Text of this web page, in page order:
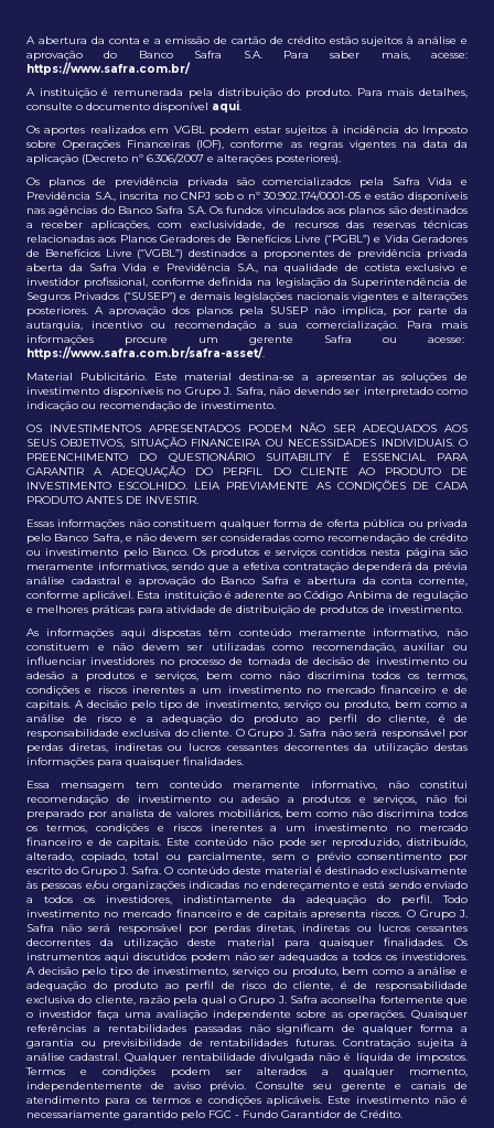
A abertura da conta e a emissão de cartão de crédito estão sujeitos à análise e
aprovação do Banco Safra S.A. Para saber mais, acesse:
https://www.safra.com.br/
A instituição é remunerada pela distribuição do produto. Para mais detalhes,
consulte o documento disponível aqui.
Os aportes realizados em VGBL podem estar sujeitos à incidência do Imposto
sobre Operações Financeiras (IOF), conforme as regras vigentes na data da
aplicação (Decreto nº 6.306/2007 e alterações posteriores).
Os planos de previdência privada são comercializados pela Safra Vida e
Previdência S.A., inscrita no CNPJ sob o nº 30.902.174/0001-05 e estão disponíveis
nas agências do Banco Safra S.A. Os fundos vinculados aos planos são destinados
a receber aplicações, com exclusividade, de recursos das reservas técnicas
relacionadas aos Planos Geradores de Benefícios Livre (“PGBL”) e Vida Geradores
de Benefícios Livre (“VGBL”) destinados a proponentes de previdência privada
aberta da Safra Vida e Previdência S.A., na qualidade de cotista exclusivo e
investidor profissional, conforme definida na legislação da Superintendência de
Seguros Privados (“SUSEP”) e demais legislações nacionais vigentes e alterações
posteriores. A aprovação dos planos pela SUSEP não implica, por parte da
autarquia, incentivo ou recomendação a sua comercialização. Para mais
informações procure um gerente Safra ou acesse:
https://www.safra.com.br/safra-asset/.
Material Publicitário. Este material destina-se a apresentar as soluções de
investimento disponíveis no Grupo J. Safra, não devendo ser interpretado como
indicação ou recomendação de investimento.
OS INVESTIMENTOS APRESENTADOS PODEM NÃO SER ADEQUADOS AOS
SEUS OBJETIVOS, SITUAÇÃO FINANCEIRA OU NECESSIDADES INDIVIDUAIS. O
PREENCHIMENTO DO QUESTIONÁRIO SUITABILITY É ESSENCIAL PARA
GARANTIR A ADEQUAÇÃO DO PERFIL DO CLIENTE AO PRODUTO DE
INVESTIMENTO ESCOLHIDO. LEIA PREVIAMENTE AS CONDIÇÕES DE CADA
PRODUTO ANTES DE INVESTIR.
Essas informações não constituem qualquer forma de oferta pública ou privada
pelo Banco Safra, e não devem ser consideradas como recomendação de crédito
ou investimento pelo Banco. Os produtos e serviços contidos nesta página são
meramente informativos, sendo que a efetiva contratação dependerá da prévia
análise cadastral e aprovação do Banco Safra e abertura da conta corrente,
conforme aplicável. Esta instituição é aderente ao Código Anbima de regulação
e melhores práticas para atividade de distribuição de produtos de investimento.
As informações aqui dispostas têm conteúdo meramente informativo, não
constituem e não devem ser utilizadas como recomendação, auxiliar ou
influenciar investidores no processo de tomada de decisão de investimento ou
adesão a produtos e serviços, bem como não discrimina todos os termos,
condições e riscos inerentes a um investimento no mercado financeiro e de
capitais. A decisão pelo tipo de investimento, serviço ou produto, bem como a
análise de risco e a adequação do produto ao perfil do cliente, é de
responsabilidade exclusiva do cliente. O Grupo J. Safra não será responsável por
perdas diretas, indiretas ou lucros cessantes decorrentes da utilização destas
informações para quaisquer finalidades.
Essa mensagem tem conteúdo meramente informativo, não constitui
recomendação de investimento ou adesão a produtos e serviços, não foi
preparado por analista de valores mobiliários, bem como não discrimina todos
os termos, condições e riscos inerentes a um investimento no mercado
financeiro e de capitais. Este conteúdo não pode ser reproduzido, distribuído,
alterado, copiado, total ou parcialmente, sem o prévio consentimento por
escrito do Grupo J. Safra. O conteúdo deste material é destinado exclusivamente
às pessoas e/ou organizações indicadas no endereçamento e está sendo enviado
a todos os investidores, indistintamente da adequação do perfil. Todo
investimento no mercado financeiro e de capitais apresenta riscos. O Grupo J.
Safra não será responsável por perdas diretas, indiretas ou lucros cessantes
decorrentes da utilização deste material para quaisquer finalidades. Os
instrumentos aqui discutidos podem não ser adequados a todos os investidores.
A decisão pelo tipo de investimento, serviço ou produto, bem como a análise e
adequação do produto ao perfil de risco do cliente, é de responsabilidade
exclusiva do cliente, razão pela qual o Grupo J. Safra aconselha fortemente que
o investidor faça uma avaliação independente sobre as operações. Quaisquer
referências a rentabilidades passadas não significam de qualquer forma a
garantia ou previsibilidade de rentabilidades futuras. Contratação sujeita à
análise cadastral. Qualquer rentabilidade divulgada não é líquida de impostos.
Termos e condições podem ser alterados a qualquer momento,
independentemente de aviso prévio. Consulte seu gerente e canais de
atendimento para os termos e condições aplicáveis. Este investimento não é
necessariamente garantido pelo FGC - Fundo Garantidor de Crédito.